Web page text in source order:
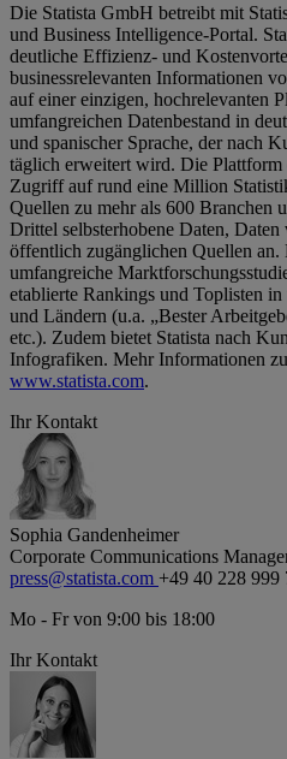
Die Statista GmbH betreibt mit
und Business Intelligence-Portal.
deutliche Effizienz- und
businessrelevanten Informationen
auf einer einzigen, hochrelevanten
umfangreichen Datenbestand in
und spanischer Sprache, der nach
täglich erweitert wird. Die Plattform
Zugriff auf rund eine Million
Quellen zu mehr als 600 Branchen
Drittel selbsterhobene Daten,
öffentlich zugänglichen Quellen an.
umfangreiche
etablierte Rankings und Toplisten
und Ländern (u.a. „Bester
etc.). Zudem bietet Statista nach
Infografiken. Mehr Informationen
www.statista.com.
Ihr Kontakt
Sophia Gandenheimer
Corporate Communications
press@statista.com +49 40 228 999
Mo - Fr von 9:00 bis 18:00
Ihr Kontakt